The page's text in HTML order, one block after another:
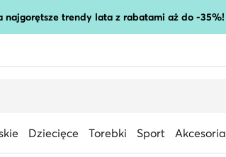
najgorętsze trendy lata z rabatami aż do -35%!
Dziecięce Torebki Sport Akcesoria